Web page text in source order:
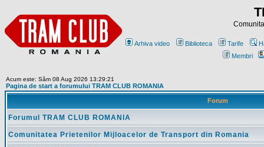
Arhiva video Biblioteca Tarife
Membri
Acum este: Sâm 08 Aug 2026 13:29:21
Pagina de start a forumului TRAM CLUB ROMANIA
Forum
Forumul TRAM CLUB ROMANIA
Comunitatea Prietenilor Mijloacelor de Transport din Romania